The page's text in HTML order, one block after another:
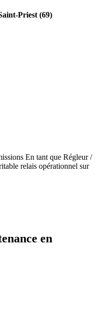
Priest (69)
En tant que Régleur /
relais opérationnel sur
en